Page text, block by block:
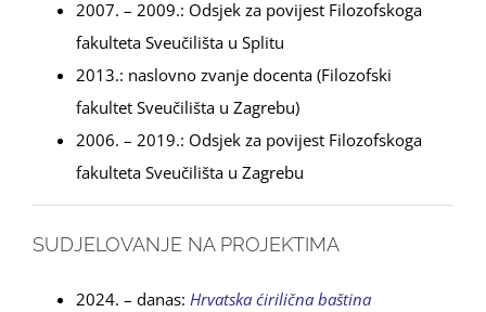
2007. – 2009.: Odsjek za povijest Filozofskoga
fakulteta Sveučilišta u Splitu
2013.: naslovno zvanje docenta (Filozofski
fakultet Sveučilišta u Zagrebu)
2006. – 2019.: Odsjek za povijest Filozofskoga
fakulteta Sveučilišta u Zagrebu
SUDJELOVANJE NA PROJEKTIMA
2024. – danas: Hrvatska ćirilična baština